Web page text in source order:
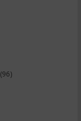
(96)